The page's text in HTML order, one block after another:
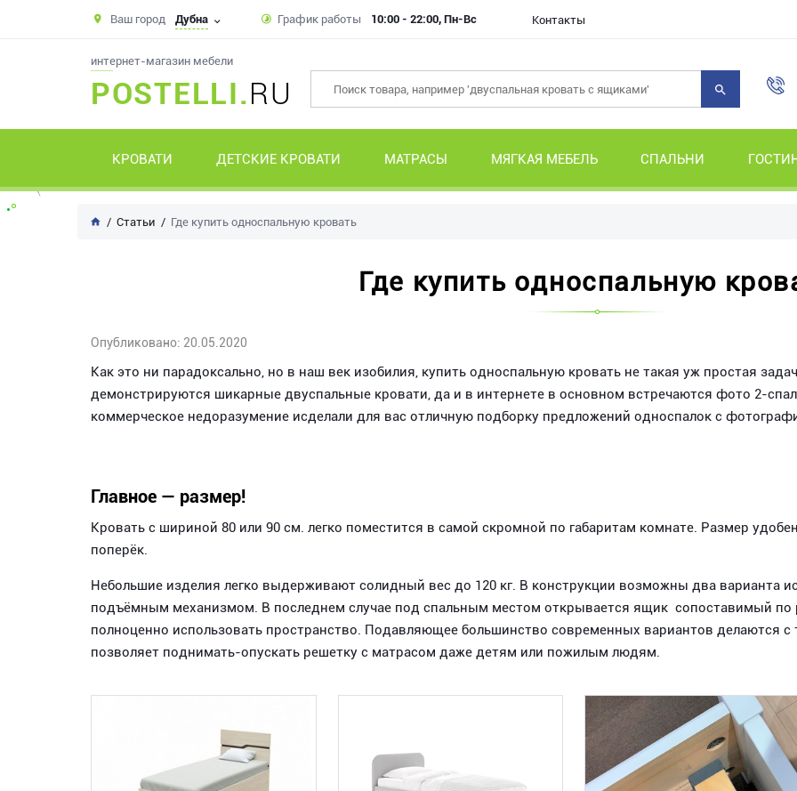
Ваш город Дубна График работы 10:00 - 22:00, Пн-Вс Контакты
интернет-магазин мебели
POSTELLI.RU
КРОВАТИ ДЕТСКИЕ КРОВАТИ МАТРАСЫ МЯГКАЯ МЕБЕЛЬ СПАЛЬНИ
Статьи Где купить односпальную кровать
Где купить односпальную
Опубликовано: 20.05.2020
Как это ни парадоксально, но в наш век изобилия, купить односпальную кровать не такая уж простая
демонстрируются шикарные двуспальные кровати, да и в интернете в основном встречаются фото 2-
коммерческое недоразумение исделали для вас отличную подборку предложений односпалок с
Главное — размер!
Кровать с шириной 80 или 90 см. легко поместится в самой скромной по габаритам комнате. Размер
поперёк.
Небольшие изделия легко выдерживают солидный вес до 120 кг. В конструкции возможны два варианта
подъёмным механизмом. В последнем случае под спальным местом открывается ящик сопоставимый
полноценно использовать пространство. Подавляющее большинство современных вариантов делаются с
позволяет поднимать-опускать решетку с матрасом даже детям или пожилым людям.